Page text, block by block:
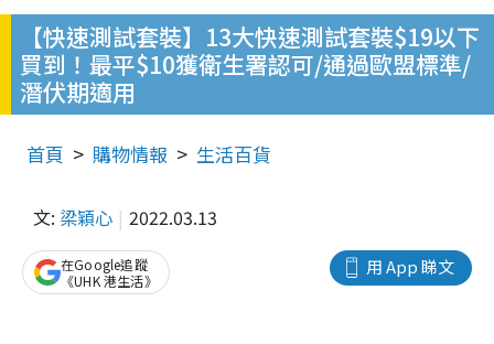
【快速測試套裝】13大快速測試套裝$19以下
買到！最平$10獲衛生署認可/通過歐盟標準/
潛伏期適用
首頁 購物情報 生活百貨
文: 梁穎心 2022.03.13
用 App 睇文
在Google追蹤
《UHK 港生活》